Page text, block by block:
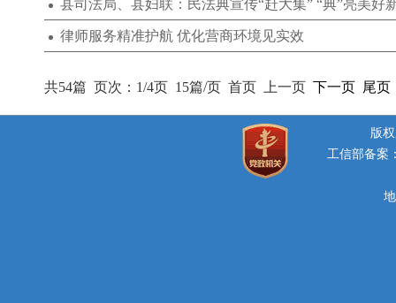
县司法局、县妇联：民法典宣传“赶大集” “典”亮美好
律师服务精准护航 优化营商环境见实效
共54篇 页次：1/4页 15篇/页 首页 上一页 下一页 尾页
版
工信部备案